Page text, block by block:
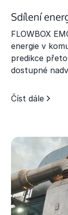
Sdílení
FLOWBOX
energie v
predikce
dostupné
Číst dále